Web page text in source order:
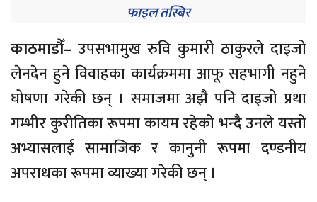
फाइल तस्बिर
काठमाडौँ– उपसभामुख रुवि कुमारी ठाकुरले दाइजो
लेनदेन हुने विवाहका कार्यक्रममा आफू सहभागी नहुने
घोषणा गरेकी छन् । समाजमा अझै पनि दाइजो प्रथा
गम्भीर कुरीतिका रूपमा कायम रहेको भन्दै उनले यस्तो
अभ्यासलाई सामाजिक र कानुनी रूपमा दण्डनीय
अपराधका रूपमा व्याख्या गरेकी छन् ।